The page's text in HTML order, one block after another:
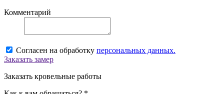
Комментарий
Согласен на обработку персональных данных.
Заказать замер
Заказать кровельные работы